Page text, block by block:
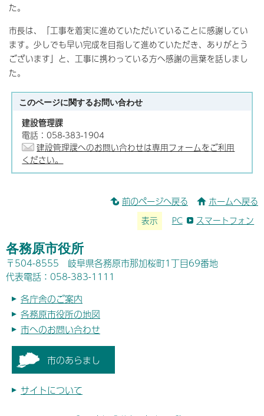
た。
市長は、「工事を着実に進めていただいていることに感謝してい
ます。少しでも早い完成を目指して進めていただき、ありがとう
ございます」と、工事に携わっている方へ感謝の言葉を話しまし
た。
このページに関するお問い合わせ
建設管理課
電話：058-383-1904
建設管理課へのお問い合わせは専用フォームをご利用
ください。
前のページへ戻る ホームへ戻る
表示 PC スマートフォン
各務原市役所
〒504-8555 岐阜県各務原市那加桜町1丁目69番地
代表電話：058-383-1111
各庁舎のご案内
各務原市役所の地図
市へのお問い合わせ
市のあらまし
サイトについて